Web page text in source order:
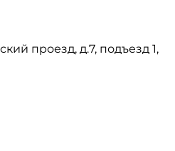
проезд, д.7, подъезд 1,